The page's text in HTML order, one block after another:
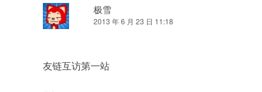
极雪
2013 年 6 月 23 日 11:18
友链互访第一站